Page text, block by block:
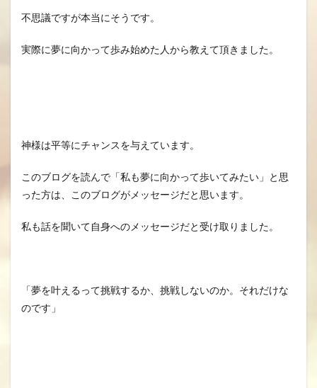
不思議ですが本当にそうです。
実際に夢に向かって歩み始めた人から教えて頂きました。
神様は平等にチャンスを与えています。
このブログを読んで「私も夢に向かって歩いてみたい」と思
った方は、このブログがメッセージだと思います。
私も話を聞いて自身へのメッセージだと受け取りました。
「夢を叶えるって挑戦するか、挑戦しないのか。それだけな
のです」